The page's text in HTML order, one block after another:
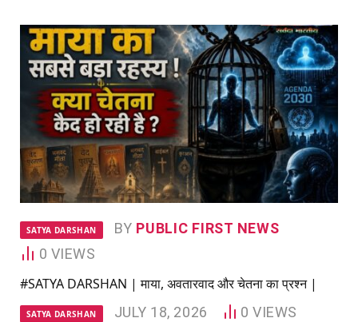
SATYA DARSHAN BY PUBLIC FIRST NEWS
0 VIEWS
#SATYA DARSHAN | माया, अवतारवाद और चेतना का प्रश्न |
SATYA DARSHAN JULY 18, 2026 0VIEWS